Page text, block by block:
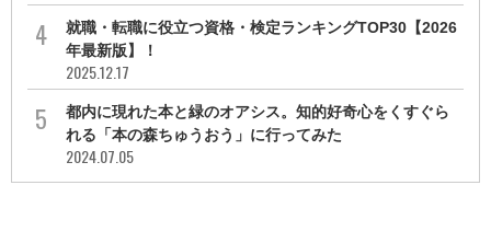
就職・転職に役立つ資格・検定ランキングTOP30【2026
年最新版】！
2025.12.17
都内に現れた本と緑のオアシス。知的好奇心をくすぐら
れる「本の森ちゅうおう」に行ってみた
2024.07.05